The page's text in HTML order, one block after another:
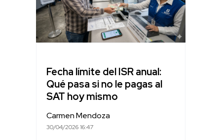
Fecha límite del ISR anual:
Qué pasa si no le pagas al
SAT hoy mismo
Carmen Mendoza
30/04/2026 16:47